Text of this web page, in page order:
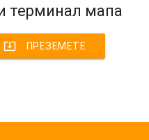
терминал мапа
system_update_alt ПРЕЗЕМЕТЕ